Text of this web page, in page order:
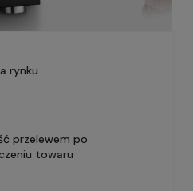
rynku
przelewem po
towaru